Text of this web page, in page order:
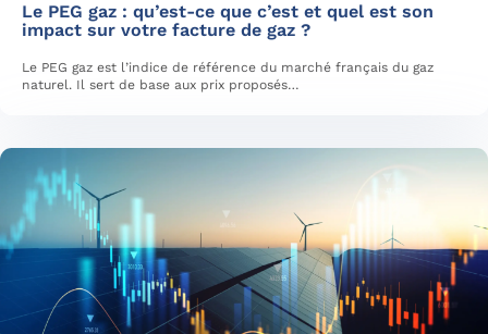
Le PEG gaz : qu’est-ce que c’est et quel est son
impact sur votre facture de gaz ?
Le PEG gaz est l’indice de référence du marché français du gaz
naturel. Il sert de base aux prix proposés…